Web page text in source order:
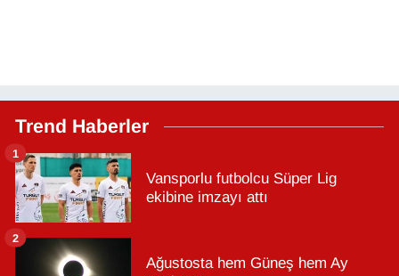
Trend Haberler
Vansporlu futbolcu Süper Lig
ekibine imzayı attı
1
Ağustosta hem Güneş hem Ay
2